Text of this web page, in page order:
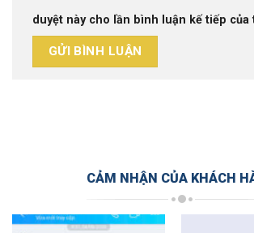
duyệt này cho lần bình luận kế tiếp của
CẢM NHẬN CỦA KHÁCH